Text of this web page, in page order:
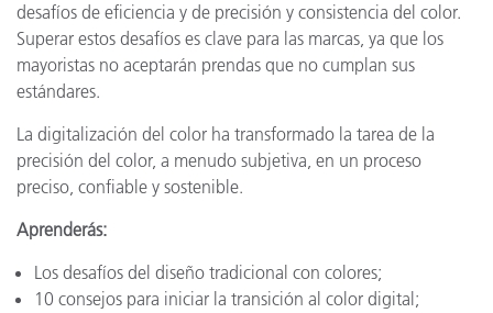
desafíos de eficiencia y de precisión y consistencia del color.
Superar estos desafíos es clave para las marcas, ya que los
mayoristas no aceptarán prendas que no cumplan sus
estándares.
La digitalización del color ha transformado la tarea de la
precisión del color, a menudo subjetiva, en un proceso
preciso, confiable y sostenible.
Aprenderás:
Los desafíos del diseño tradicional con colores;
10 consejos para iniciar la transición al color digital;